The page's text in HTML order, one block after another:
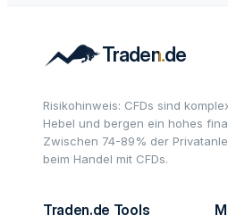
Risikohinweis: CFDs sind
Hebel und bergen ein hohes
Zwischen 74-89% der
beim Handel mit CFDs.
Traden.de Tools